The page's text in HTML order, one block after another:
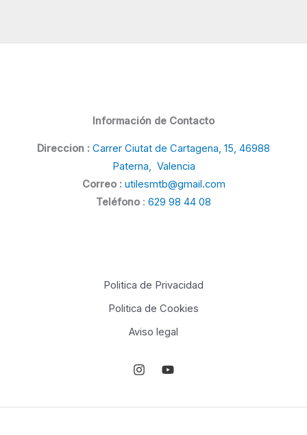
Información de Contacto
Direccion : Carrer Ciutat de Cartagena, 15, 46988
Paterna, Valencia
Correo : utilesmtb@gmail.com
Teléfono : 629 98 44 08
Politica de Privacidad
Politica de Cookies
Aviso legal